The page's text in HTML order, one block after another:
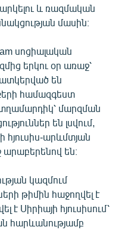
և ռազմական
մասին։
սոցիալական
երկու օր առաջ՝
են
համազգեստ
մարզման
են լսվում,
հյուսիս-արևմտյան
արաբերենով են։
կազմում
թիմին հաջողվել է
է Սիրիայի հյուսիսում՝
հարևանությամբ